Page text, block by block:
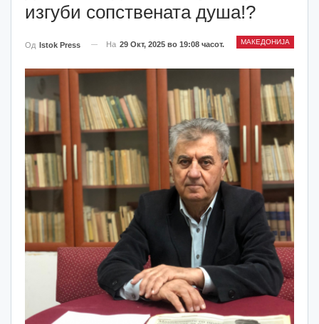
изгуби сопствената душа!?
МАКЕДОНИЈА
Од Istok Press На 29 Окт, 2025 во 19:08 часот.